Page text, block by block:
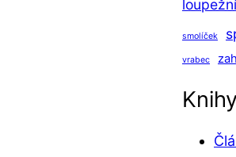
smolíček
vrabec